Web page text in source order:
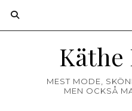
Käthe
MEST MODE,
MEN OCKSÅ